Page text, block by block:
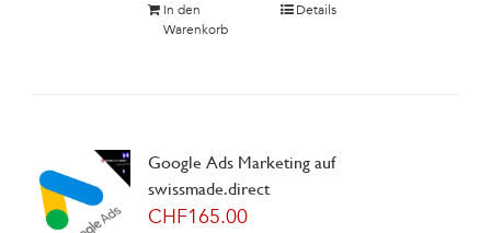
In den
Warenkorb
Details
Google Ads Marketing auf
swissmade.direct
CHF165.00